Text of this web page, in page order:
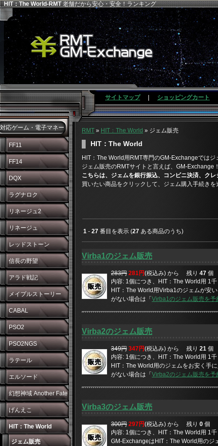
HIT：The World-RMT老舗だから安心・安全！ランキング
サイトマップ ショッピングカート
対応ゲーム・電子マネー
FF11
FF14
DQX
ラグナロク
リネージュ2
リネージュ
レッドストーン
信長の野望
アラド戦記
メイプルストーリー
CABAL
PSO2
PSO2NGS
ラテール
エルソード
幻想神域 Another Fate
げんえこ
HIT：The World
ジェム販売
RMT» HIT：The World» ジェム販売
HIT：The World
HIT：The World用RMT専門のGM-Exchangeでは
ジェム販売のRMTサイトと言えば、GM-Exchange
こちらは、ジェムを銀行振込、コンビニ決済、ク
買いたい商品をクリックして、ジェム購入手続き
1- 27番目を表示 (27ある商品のうち)
Virba1のジェム販売
283円 281円(税込み) から 残り 47 個
内容: 1個につき、HIT：The World用 1
HIT：The World用Virba1のジェムが安
がない場合は「Virba1のジェム販売を予
Virba2のジェム販売
349円 347円(税込み) から 残り 21 個
内容: 1個につき、HIT：The World用 1
HIT：The World用のジェムをお安く手
がない場合は「Virba2のジェム販売を予
Virba3のジェム販売
300円 297円(税込み) から 残り 0 個
内容: 1個につき、HIT：The World用 1
GM-ExchangeはHIT：The World用の